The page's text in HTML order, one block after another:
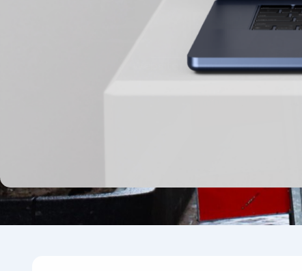
Infratechniek